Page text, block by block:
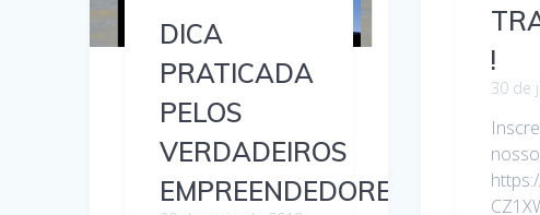
!
30 de
DICA
PRATICADA
PELOS
VERDADEIROS
EMPREENDEDORES